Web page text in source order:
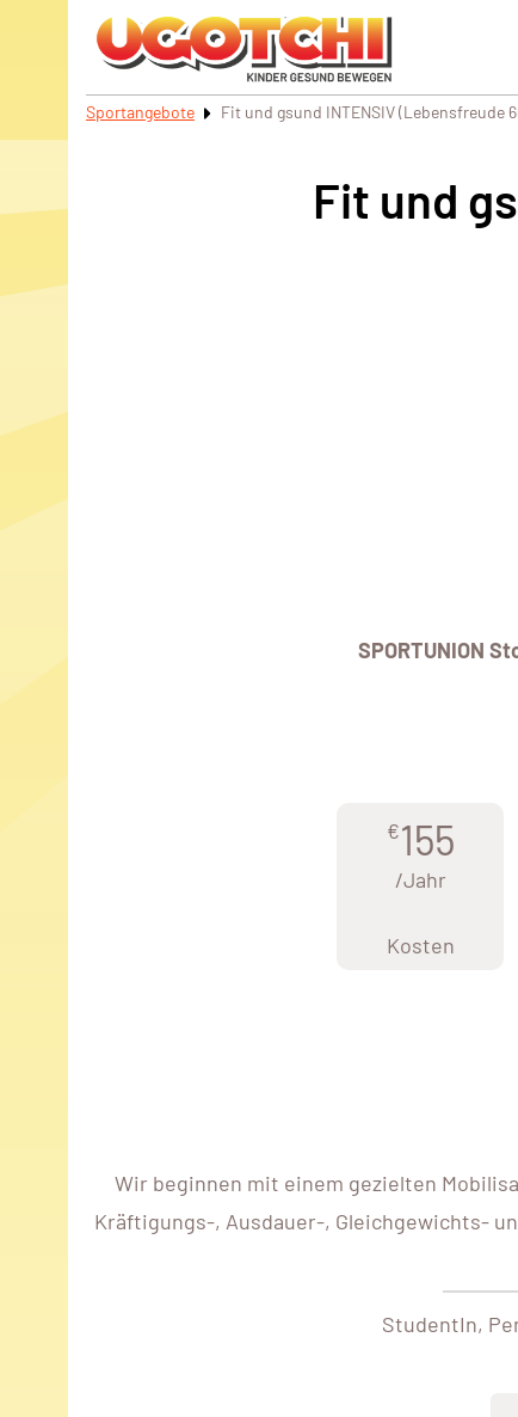
Sportangebote Fit und gsund INTENSIV (Lebensfreude
Fit und
SPORTUNION
€155
/Jahr
Kosten
Wir beginnen mit einem gezielten
Kräftigungs-, Ausdauer-, Gleichgewichts-
StudentIn,